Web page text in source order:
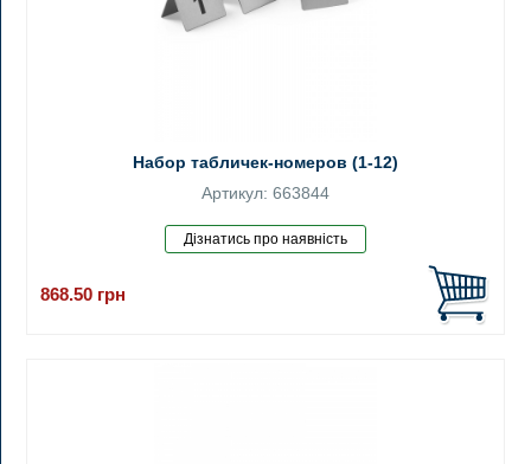
Набор табличек-номеров (1-12)
Артикул: 663844
868.50 грн